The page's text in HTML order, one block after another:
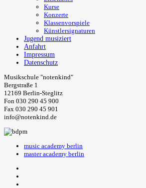
Kurse
Konzerte
Klassenvorspiele
Künstlersignaturen
Jugend musiziert
Anfahrt
Impressum
Datenschutz
Musikschule "notenkind"
Bergstraße 1
12169 Berlin-Steglitz
Fon 030 290 45 900
Fax 030 290 45 901
info@notenkind.de
music academy berlin
master academy berlin